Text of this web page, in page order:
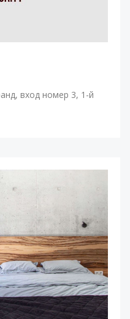
вход номер 3, 1-й